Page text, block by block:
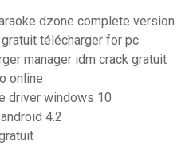
dzone complete version
télécharger for pc
manager idm crack gratuit
online
driver windows 10
4.2